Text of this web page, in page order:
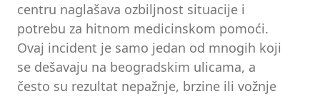
centru naglašava ozbiljnost situacije i
potrebu za hitnom medicinskom pomoći.
Ovaj incident je samo jedan od mnogih koji
se dešavaju na beogradskim ulicama, a
često su rezultat nepažnje, brzine ili vožnje